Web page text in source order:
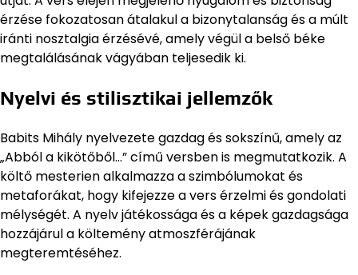
érzése fokozatosan átalakul a bizonytalanság és a múlt
iránti nosztalgia érzésévé, amely végül a belső béke
megtalálásának vágyában teljesedik ki.
Nyelvi és stilisztikai jellemzők
Babits Mihály nyelvezete gazdag és sokszínű, amely az
„Abból a kikötőből…” című versben is megmutatkozik. A
költő mesterien alkalmazza a szimbólumokat és
metaforákat, hogy kifejezze a vers érzelmi és gondolati
mélységét. A nyelv játékossága és a képek gazdagsága
hozzájárul a költemény atmoszférájának
megteremtéséhez.